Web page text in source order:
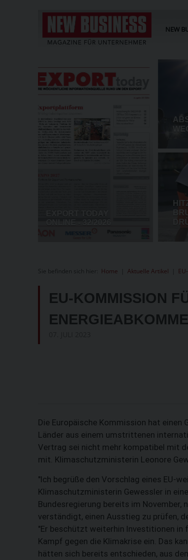
NEW
USA: MINDESTPREISE
POLYSILIZIUM-IMPORTE
Sie befinden sich hier: Home Aktuelle Artikel
EU-KOMMISSION
Die Europäische Kommission hat
Länder aus einem umstrittenen
Vertrag sei nicht mehr kompatibel mit
mit. Klimaschutzministerin Leonore
"Ich begrüße den Vorschlag eines EU-
Klimaschutzministerin Gewessler in
Bundesregierung bereits im
verständigt, einen Ausstieg zu prüfen,
"Er beschützt weiterhin Investitionen in
Kampf gegen die Klimakrise ein. Das
hätten sich bereits entschieden, aus